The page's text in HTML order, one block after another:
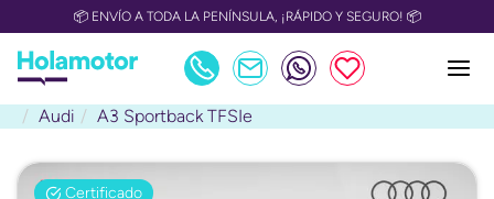
📦 ENVÍO A TODA LA PENÍNSULA, ¡RÁPIDO Y SEGURO! 📦
Audi A3 Sportback TFSIe
Certificado